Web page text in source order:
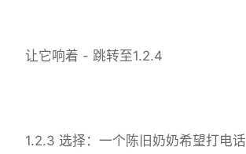
让它响着 - 跳转至1.2.4
1.2.3 选择：一个陈旧奶奶希望打电话